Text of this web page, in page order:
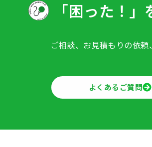
「困った！
ご相談、お見積もりの依
よくあるご質問